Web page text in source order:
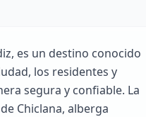
es un destino conocido
los residentes y
segura y confiable. La
Chiclana, alberga